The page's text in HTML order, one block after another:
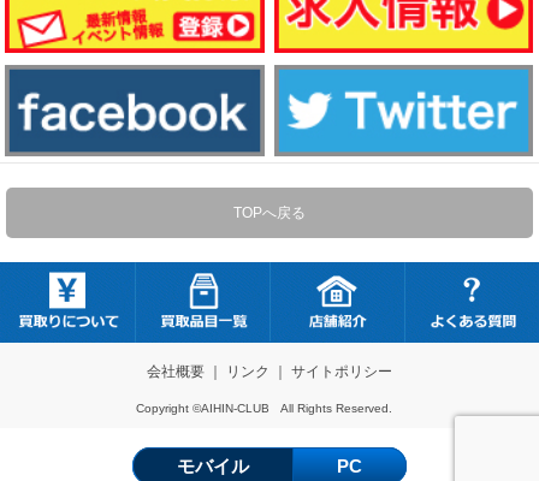
TOPへ戻る
会社概要｜ リンク サイトポリシー
Copyright ©AIHIN-CLUB All Rights Reserved.
モバイル PC